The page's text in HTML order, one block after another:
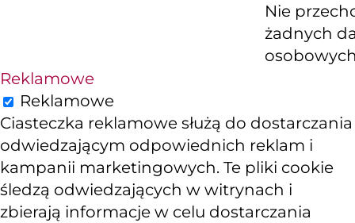
Nie
żadnych
Reklamowe
Reklamowe
Ciasteczka reklamowe służą do dostarczania
odwiedzającym odpowiednich reklam i
kampanii marketingowych. Te pliki cookie
śledzą odwiedzających w witrynach i
zbierają informacje w celu dostarczania